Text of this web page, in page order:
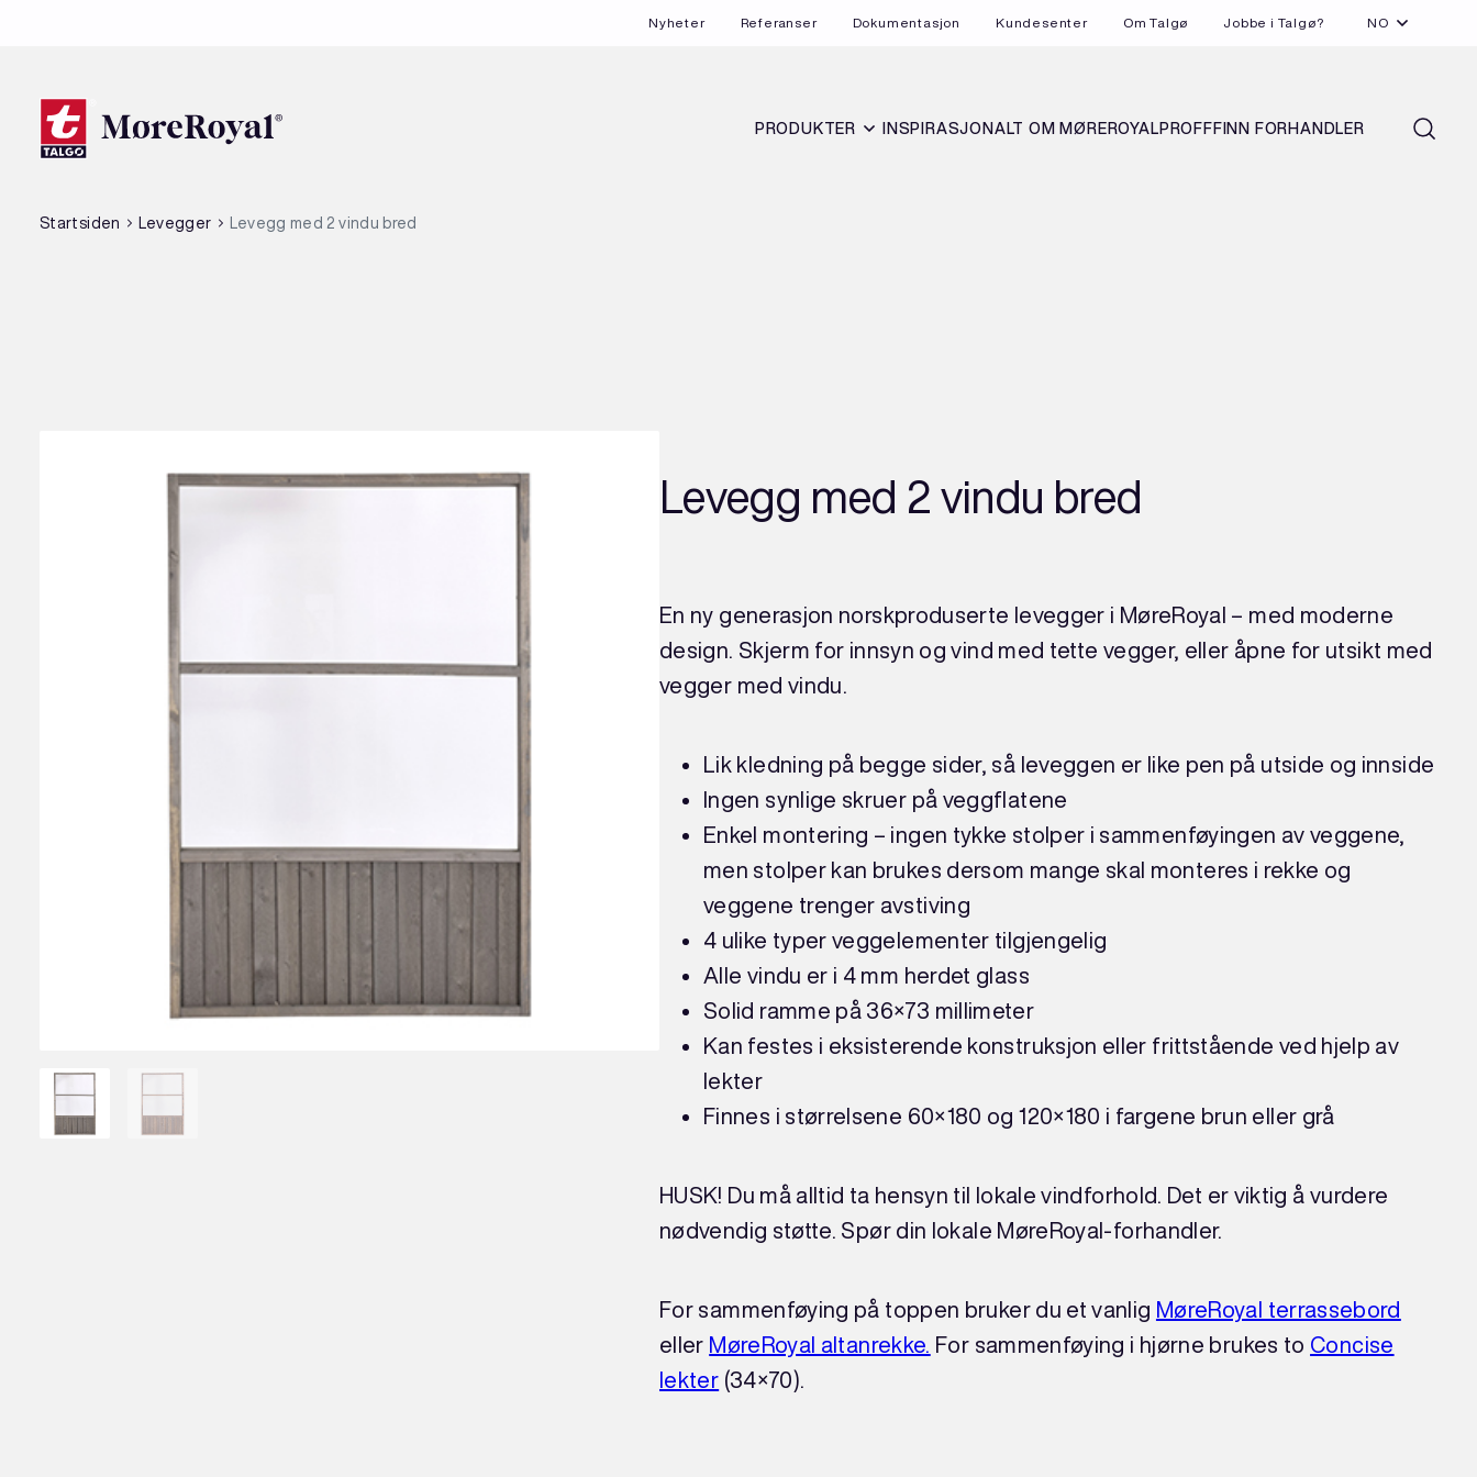
Nyheter Referanser Dokumentasjon Kundesenter Om Talgø Jobbe i Talgø? NO
PRODUKTER INSPIRASJON ALT OM MØREROYAL PROFF FINN FORHANDLER
Startsiden Levegger Levegg med 2 vindu bred
Levegg med 2 vindu bred
En ny generasjon norskproduserte levegger i MøreRoyal – med moderne
design. Skjerm for innsyn og vind med tette vegger, eller åpne for utsikt med
vegger med vindu.
Lik kledning på begge sider, så leveggen er like pen på utside og innside
Ingen synlige skruer på veggflatene
Enkel montering – ingen tykke stolper i sammenføyingen av veggene,
men stolper kan brukes dersom mange skal monteres i rekke og
veggene trenger avstiving
4 ulike typer veggelementer tilgjengelig
Alle vindu er i 4 mm herdet glass
Solid ramme på 36×73 millimeter
Kan festes i eksisterende konstruksjon eller frittstående ved hjelp av
lekter
Finnes i størrelsene 60×180 og 120×180 i fargene brun eller grå
HUSK! Du må alltid ta hensyn til lokale vindforhold. Det er viktig å vurdere
nødvendig støtte. Spør din lokale MøreRoyal-forhandler.
For sammenføying på toppen bruker du et vanlig MøreRoyal terrassebord
eller MøreRoyal altanrekke. For sammenføying i hjørne brukes to Concise
lekter (34×70).